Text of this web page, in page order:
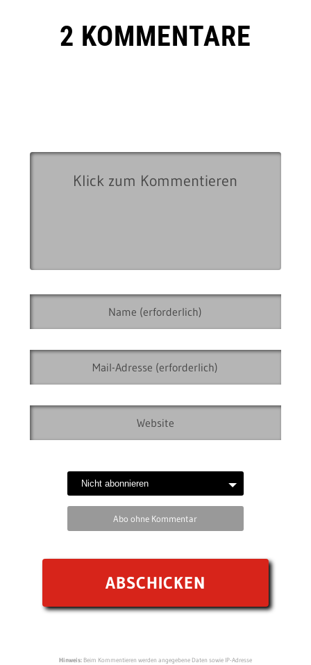
2 KOMMENTARE
Abo ohne Kommentar
Hinweis:Beim Kommentieren werden angegebene Daten sowie IP-Adresse